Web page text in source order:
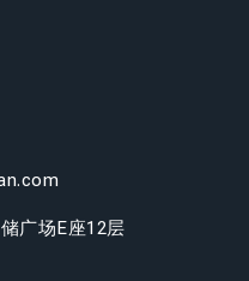
广场E座12层